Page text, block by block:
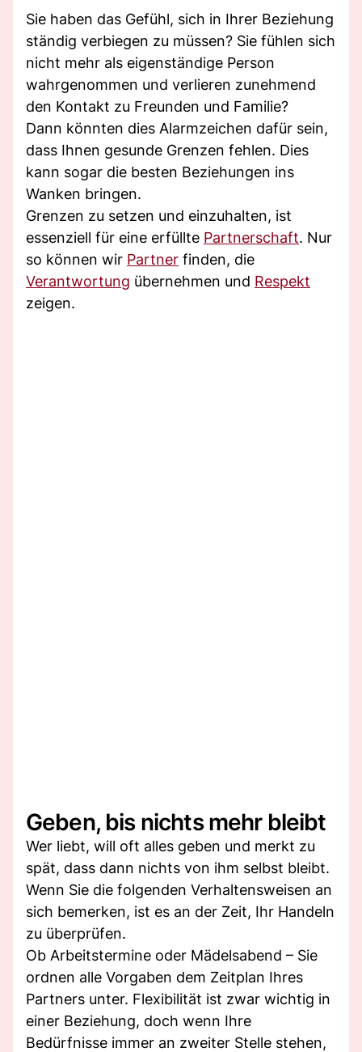
Sie haben das Gefühl, sich in Ihrer Beziehung
ständig verbiegen zu müssen? Sie fühlen sich
nicht mehr als eigenständige Person
wahrgenommen und verlieren zunehmend
den Kontakt zu Freunden und Familie?
Dann könnten dies Alarmzeichen dafür sein,
dass Ihnen gesunde Grenzen fehlen. Dies
kann sogar die besten Beziehungen ins
Wanken bringen.
Grenzen zu setzen und einzuhalten, ist
essenziell für eine erfüllte Partnerschaft. Nur
so können wir Partner finden, die
Verantwortung übernehmen und Respekt
zeigen.
Geben, bis nichts mehr bleibt
Wer liebt, will oft alles geben und merkt zu
spät, dass dann nichts von ihm selbst bleibt.
Wenn Sie die folgenden Verhaltensweisen an
sich bemerken, ist es an der Zeit, Ihr Handeln
zu überprüfen.
Ob Arbeitstermine oder Mädelsabend – Sie
ordnen alle Vorgaben dem Zeitplan Ihres
Partners unter. Flexibilität ist zwar wichtig in
einer Beziehung, doch wenn Ihre
Bedürfnisse immer an zweiter Stelle stehen,